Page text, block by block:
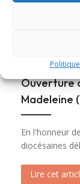
Ouverture
Madeleine
En l'honneur
diocésaines
Lire cet